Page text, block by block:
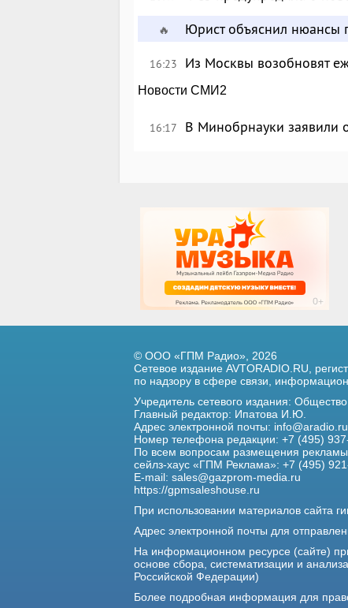
🔥 Юрист объяснил нюансы
16:23 Из Москвы возобновят
Новости СМИ2
16:17 В Минобрнауки заявили
© ООО «ГПМ Радио», 2026
Сетевое издание AVTORADIO.RU,
по надзору в сфере связи,
Учредитель сетевого издания:
Главный редактор: Ипатова И.Ю.
Адрес электронной почты: info@aradio.ru
Номер телефона редакции: +7 (495)
По всем вопросам размещения
сейлз-хаус «ГПМ Реклама»: +7 (495)
E-mail: sales@gazprom-media.ru
https://gpmsaleshouse.ru
При использовании материалов сайта
Адрес электронной почты для
На информационном ресурсе (сайте)
основе сбора, систематизации и
Российской Федерации)
Более подробная информация для